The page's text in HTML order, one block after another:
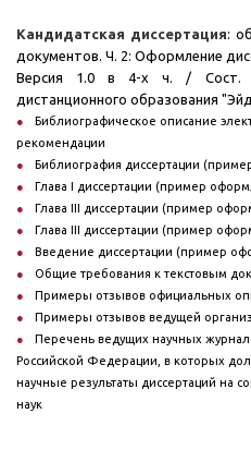
Кандидатская диссертация:
документов. Ч. 2: Оформление
Версия 1.0 в 4-х ч. / Сост.
дистанционного образования
Библиографическое описание
рекомендации
Библиография диссертации
Глава I диссертации (пример
Глава III диссертации (пример
Глава III диссертации (пример
Введение диссертации (пример
Общие требования к текстовым
Примеры отзывов официальных
Примеры отзывов ведущей
Перечень ведущих научных
Российской Федерации, в которых
научные результаты диссертаций на
наук